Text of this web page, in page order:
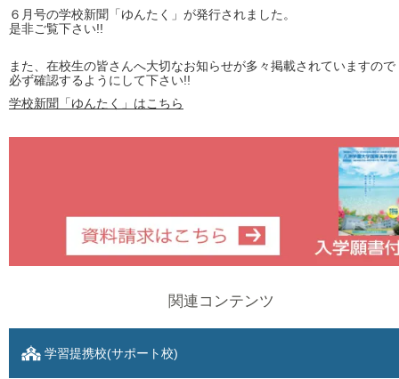
６月号の学校新聞「ゆんたく」が発行されました。
是非ご覧下さい!!
また、在校生の皆さんへ大切なお知らせが多々掲載されていますので
必ず確認するようにして下さい!!
学校新聞「ゆんたく」はこちら
関連コンテンツ
学習提携校(サポート校)